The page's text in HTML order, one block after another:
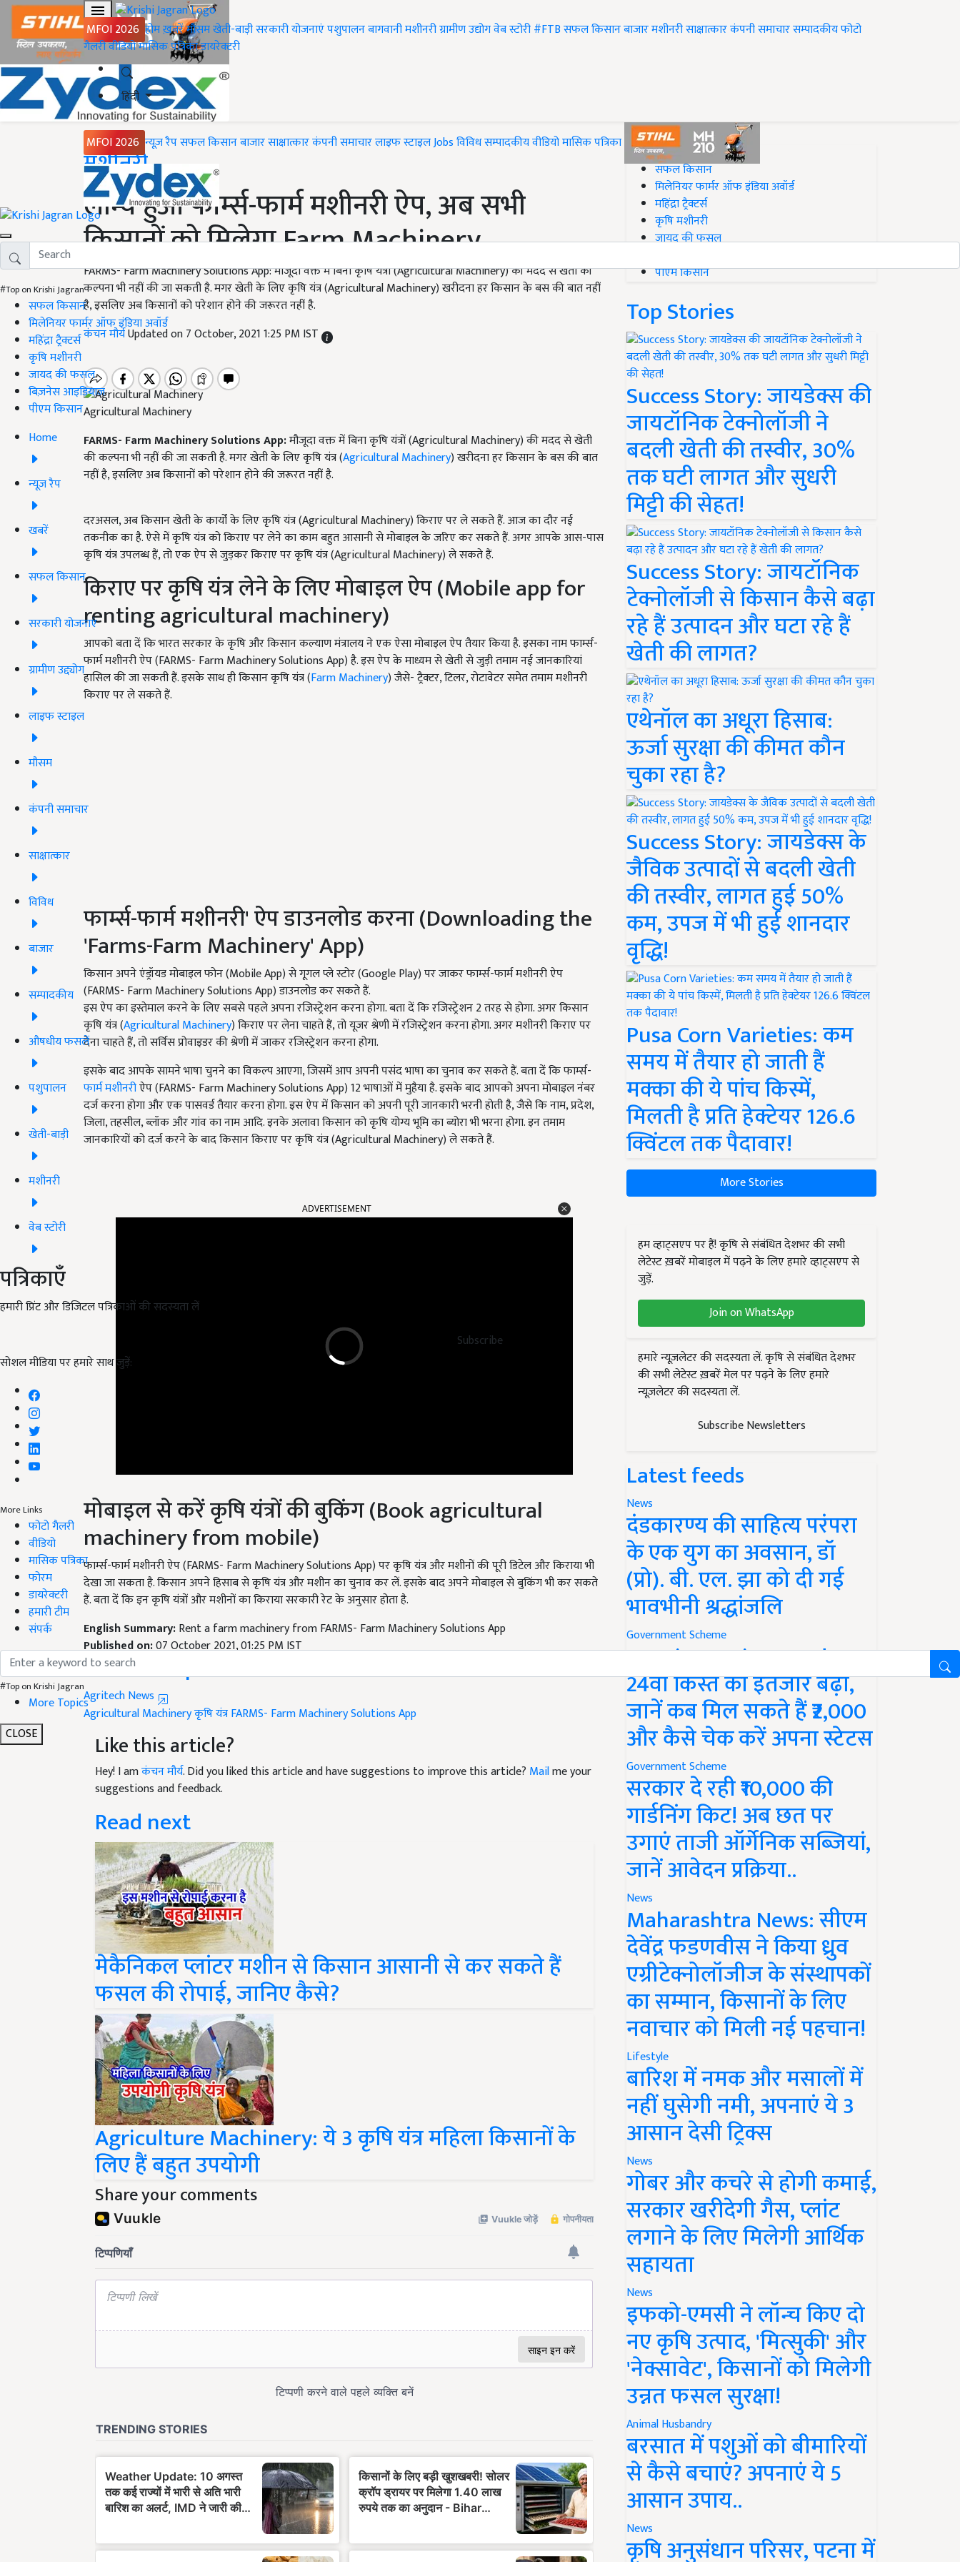
MFOI 2026 होमख़बरेंमौसमखेती-बाड़ीसरकारी योजनाएंपशुपालनबागवानीमशीनरीग्रामीण उद्योगवेब स्टोरी#FTBसफल किसानबाजारमशीनरीसाक्षात्कारकंपनी समाचारसम्पादकीयफोटो
गैलरीवीडियोमासिक पत्रिकाडायरेक्टरी
हिंदी
MFOI 2026 न्यूज़ रैपसफल किसानबाजारसाक्षात्कारकंपनी समाचारलाइफ स्टाइलJobsविविधसम्पादकीयवीडियोमासिक पत्रिका
#Top on Krishi Jagran
सफल किसान
मिलेनियर फार्मर ऑफ इंडिया अवॉर्ड
महिंद्रा ट्रैक्टर्स
कृषि मशीनरी
जायद की फसल
बिज़नेस आइडियाज
पीएम किसान
Home
न्यूज़ रैप
खबरें
सफल किसान
सरकारी योजनाएं
ग्रामीण उद्द्योग
लाइफ स्टाइल
मौसम
कंपनी समाचार
साक्षात्कार
विविध
बाजार
सम्पादकीय
औषधीय फसलें
पशुपालन
खेती-बाड़ी
मशीनरी
वेब स्टोरी
पत्रिकाएँ
हमारी प्रिंट और डिजिटल पत्रिकाओं की सदस्यता लें
Subscribe
सोशल मीडिया पर हमारे साथ जुड़ें:
More Links
फोटो गैलरी
वीडियो
मासिक पत्रिका
फोरम
डायरेक्टरी
हमारी टीम
संपर्क
#Top on Krishi Jagran
More Topics
CLOSE
Home
मशीनरी
लॉन्च हुआ फार्म्स-फार्म मशीनरी ऐप, अब सभी
किसानों को मिलेगा Farm Machinery
FARMS- Farm Machinery Solutions App: मौजूदा वक्त में बिना कृषि यंत्रों (Agricultural Machinery) की मदद से खेती की
कल्पना भी नहीं की जा सकती है. मगर खेती के लिए कृषि यंत्र (Agricultural Machinery) खरीदना हर किसान के बस की बात नहीं
है, इसलिए अब किसानों को परेशान होने की जरूरत नहीं है.
कंचन मौर्यUpdated on 7 October, 2021 1:25 PM IST
Agricultural Machinery
FARMS- Farm Machinery Solutions App:मौजूदा वक्त में बिना कृषि यंत्रों (Agricultural Machinery) की मदद से खेती
की कल्पना भी नहीं की जा सकती है. मगर खेती के लिए कृषि यंत्र (Agricultural Machinery) खरीदना हर किसान के बस की बात
नहीं है, इसलिए अब किसानों को परेशान होने की जरूरत नहीं है.
दरअसल, अब किसान खेती के कार्यों के लिए कृषि यंत्र (Agricultural Machinery) किराए पर ले सकते हैं. आज का दौर नई
तकनीक का है. ऐसे में कृषि यंत्र को किराए पर लेने का काम बहुत आसानी से मोबाइल के जरिए कर सकते हैं. अगर आपके आस-पास
कृषि यंत्र उपलब्ध हैं, तो एक ऐप से जुड़कर किराए पर कृषि यंत्र (Agricultural Machinery) ले सकते हैं.
किराए पर कृषि यंत्र लेने के लिए मोबाइल ऐप (Mobile app for
renting agricultural machinery)
आपको बता दें कि भारत सरकार के कृषि और किसान कल्याण मंत्रालय ने एक ऐसा मोबाइल ऐप तैयार किया है. इसका नाम फार्म्स-
फार्म मशीनरी ऐप (FARMS- Farm Machinery Solutions App) है. इस ऐप के माध्यम से खेती से जुड़ी तमाम नई जानकारियां
हासिल की जा सकती हैं. इसके साथ ही किसान कृषि यंत्र (Farm Machinery) जैसे- ट्रैक्टर, टिलर, रोटावेटर समेत तमाम मशीनरी
किराए पर ले सकते हैं.
फार्म्स-फार्म मशीनरी' ऐप डाउनलोड करना (Downloading the
'Farms-Farm Machinery' App)
किसान अपने एंड्रॉयड मोबाइल फोन (Mobile App) से गूगल प्ले स्टोर (Google Play) पर जाकर फार्म्स-फार्म मशीनरी ऐप
(FARMS- Farm Machinery Solutions App) डाउनलोड कर सकते हैं.
इस ऐप का इस्तेमाल करने के लिए सबसे पहले अपना रजिस्ट्रेशन करना होगा. बता दें कि रजिस्ट्रेशन 2 तरह से होगा. अगर किसान
कृषि यंत्र (Agricultural Machinery) किराए पर लेना चाहते हैं, तो यूजर श्रेणी में रजिस्ट्रेशन करना होगा. अगर मशीनरी किराए पर
देना चाहते हैं, तो सर्विस प्रोवाइडर की श्रेणी में जाकर रजिस्ट्रेशन करना होगा.
इसके बाद आपके सामने भाषा चुनने का विकल्प आएगा, जिसमें आप अपनी पसंद भाषा का चुनाव कर सकते हैं. बता दें कि फार्म्स-
फार्म मशीनरीऐप (FARMS- Farm Machinery Solutions App) 12 भाषाओं में मुहैया है. इसके बाद आपको अपना मोबाइल नंबर
दर्ज करना होगा और एक पासवर्ड तैयार करना होगा. इस ऐप में किसान को अपनी पूरी जानकारी भरनी होती है, जैसे कि नाम, प्रदेश,
जिला, तहसील, ब्लॉक और गांव का नाम आदि. इनके अलावा किसान को कृषि योग्य भूमि का ब्योरा भी भरना होगा. इन तमाम
जानकारियों को दर्ज करने के बाद किसान किराए पर कृषि यंत्र (Agricultural Machinery) ले सकते हैं.
मोबाइल से करें कृषि यंत्रों की बुकिंग (Book agricultural
machinery from mobile)
फार्म्स-फार्म मशीनरी ऐप (FARMS- Farm Machinery Solutions App) पर कृषि यंत्र और मशीनों की पूरी डिटेल और किराया भी
देखा जा सकता है. किसान अपने हिसाब से कृषि यंत्र और मशीन का चुनाव कर लें. इसके बाद अपने मोबाइल से बुकिंग भी कर सकते
हैं. बता दें कि इन कृषि यंत्रों और मशीनों का किराया सरकारी रेट के अनुसार होता है.
English Summary:
Rent a farm machinery from FARMS- Farm Machinery Solutions App
Published on:07 October 2021, 01:25 PM IST
Related Topics
Agritech News
Agricultural Machinery
Like this article?
Hey! I amकंचन मौर्य. Did you liked this article and have suggestions to improve this article?
suggestions and feedback.
Read next
मेकैनिकल प्लांटर मशीन से किसान आसानी से कर सकते हैं
फसल की रोपाई, जानिए कैसे?
Agriculture Machinery: ये 3 कृषि यंत्र महिला किसानों के
लिए हैं बहुत उपयोगी
Share your comments
#Top on Krishi Jagran
सफल किसान
मिलेनियर फार्मर ऑफ इंडिया अवॉर्ड
महिंद्रा ट्रैक्टर्स
कृषि मशीनरी
जायद की फसल
पीएम किसान
Top Stories
Success Story: जायडेक्स की
जायटॉनिक टेक्नोलॉजी ने
बदली खेती की तस्वीर, 30%
तक घटी लागत और सुधरी
मिट्टी की सेहत!
Success Story: जायटॉनिक
टेक्नोलॉजी से किसान कैसे बढ़ा
रहे हैं उत्पादन और घटा रहे हैं
खेती की लागत?
एथेनॉल का अधूरा हिसाब:
ऊर्जा सुरक्षा की कीमत कौन
चुका रहा है?
Success Story: जायडेक्स के
जैविक उत्पादों से बदली खेती
की तस्वीर, लागत हुई 50%
कम, उपज में भी हुई शानदार
वृद्धि!
Pusa Corn Varieties: कम
समय में तैयार हो जाती हैं
मक्का की ये पांच किस्में,
मिलती है प्रति हेक्टेयर 126.6
क्विंटल तक पैदावार!
More Stories
हम व्हाट्सएप पर हैं! कृषि से संबंधित देशभर की सभी
लेटेस्ट ख़बरें मोबाइल में पढ़ने के लिए हमारे व्हाट्सएप से
जुड़ें.
Join on WhatsApp
हमारे न्यूज़लेटर की सदस्यता लें. कृषि से संबंधित देशभर
की सभी लेटेस्ट ख़बरें मेल पर पढ़ने के लिए हमारे
न्यूज़लेटर की सदस्यता लें.
Subscribe Newsletters
Latest feeds
News
दंडकारण्य की साहित्य परंपरा
के एक युग का अवसान, डॉ
(प्रो). बी. एल. झा को दी गई
भावभीनी श्रद्धांजलि
Government Scheme
PM Kisan Yojana Update:
24वीं किस्त का इंतजार बढ़ा,
जानें कब मिल सकते हैं ₹2,000
और कैसे चेक करें अपना स्टेटस
Government Scheme
सरकार दे रही ₹10,000 की
गार्डनिंग किट! अब छत पर
उगाएं ताजी ऑर्गेनिक सब्जियां,
जानें आवेदन प्रक्रिया..
News
Maharashtra News: सीएम
देवेंद्र फडणवीस ने किया ध्रुव
एग्रीटेक्नोलॉजीज के संस्थापकों
का सम्मान, किसानों के लिए
नवाचार को मिली नई पहचान!
Lifestyle
बारिश में नमक और मसालों में
नहीं घुसेगी नमी, अपनाएं ये 3
आसान देसी ट्रिक्स
News
गोबर और कचरे से होगी कमाई,
सरकार खरीदेगी गैस, प्लांट
लगाने के लिए मिलेगी आर्थिक
सहायता
News
इफको-एमसी ने लॉन्च किए दो
नए कृषि उत्पाद, 'मित्सुकी' और
'नेक्सावेट', किसानों को मिलेगी
उन्नत फसल सुरक्षा!
Animal Husbandry
बरसात में पशुओं को बीमारियों
से कैसे बचाएं? अपनाएं ये 5
आसान उपाय..
News
कृषि अनुसंधान परिसर, पटना में